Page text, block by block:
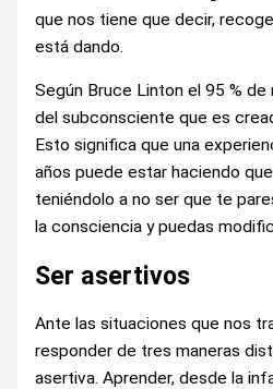
que nos tiene que decir,
está dando.
Según Bruce Linton el 95 %
del subconsciente que es
Esto significa que una
años puede estar haciendo
teniéndolo a no ser que te
la consciencia y puedas
Ser asertivos
Ante las situaciones que nos
responder de tres maneras
asertiva. Aprender, desde la